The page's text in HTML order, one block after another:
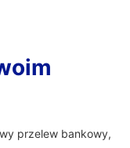
przelew bankowy,